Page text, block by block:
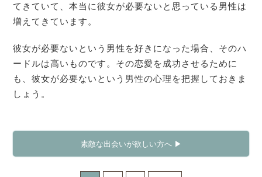
てきていて、本当に彼女が必要ないと思っている男性は
増えてきています。
彼女が必要ないという男性を好きになった場合、そのハ
ードルは高いものです。その恋愛を成功させるために
も、彼女が必要ないという男性の心理を把握しておきま
しょう。
素敵な出会いが欲しい方へ ▶